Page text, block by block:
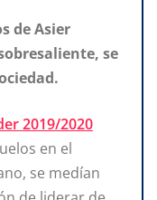
de Asier
se
2019/2020
en el
se medían